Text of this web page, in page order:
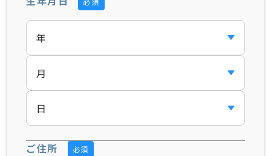
ご住所 必須